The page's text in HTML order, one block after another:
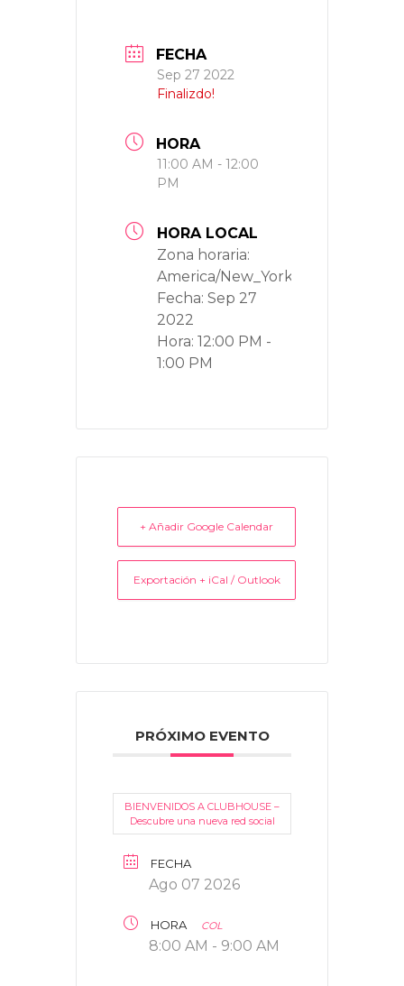
FECHA
Sep 27 2022
Finalizdo!
HORA
11:00 AM - 12:00
PM
HORA LOCAL
Zona horaria:
America/New_York
Fecha: Sep 27
2022
Hora: 12:00 PM -
1:00 PM
+ Añadir Google Calendar
Exportación + iCal / Outlook
PRÓXIMO EVENTO
BIENVENIDOS A CLUBHOUSE –
Descubre una nueva red social
FECHA
Ago 07 2026
HORA COL
8:00 AM - 9:00 AM